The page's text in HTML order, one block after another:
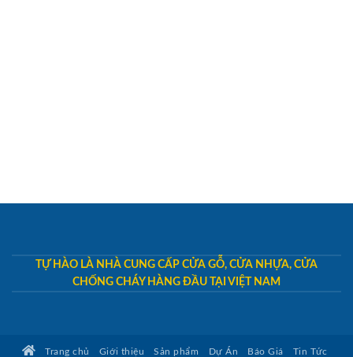
TỰ HÀO LÀ NHÀ CUNG CẤP CỬA GỖ, CỬA NHỰA, CỬA
CHỐNG CHÁY HÀNG ĐẦU TẠI VIỆT NAM
Trang chủ Giới thiệu Sản phẩm Dự Án Báo Giá
Tin Tức